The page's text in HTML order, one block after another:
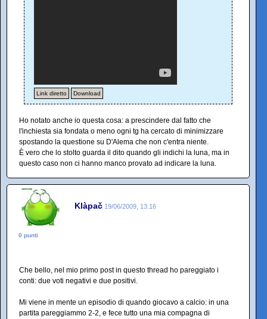
Link diretto Download
Ho notato anche io questa cosa: a prescindere dal fatto che
l'inchiesta sia fondata o meno ogni tg ha cercato di minimizzare
spostando la questione su D'Alema che non c'entra niente.
È vero che lo stolto guarda il dito quando gli indichi la luna, ma in
questo caso non ci hanno manco provato ad indicare la luna.
Klàpač 19/06/2009, 13:16
0 punti
Che bello, nel mio primo post in questo thread ho pareggiato i
conti: due voti negativi e due positivi.
Mi viene in mente un episodio di quando giocavo a calcio: in una
partita pareggiammo 2-2, e fece tutto una mia compagna di